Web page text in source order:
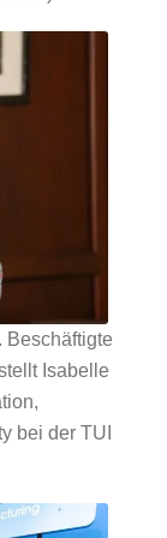
Beschäftigte
Isabelle
bei der TUI